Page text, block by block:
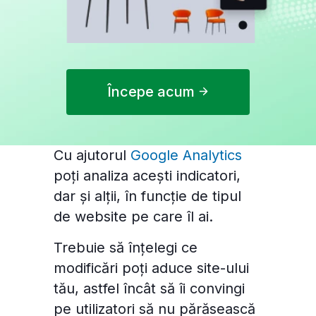
Începe acum
Cu ajutorul Google Analytics
poți analiza acești indicatori,
dar și alții, în funcție de tipul
de website pe care îl ai.
Trebuie să înțelegi ce
modificări poți aduce site-ului
tău, astfel încât să îi convingi
pe utilizatori să nu părăsească